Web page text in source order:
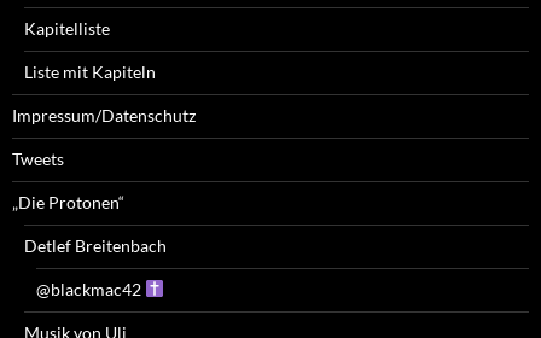
Kapitelliste
Liste mit Kapiteln
Impressum/Datenschutz
Tweets
„Die Protonen“
Detlef Breitenbach
@blackmac42
Musik von Uli